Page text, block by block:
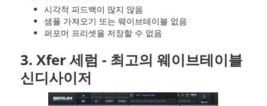
시각적 피드백이 많지 않음
샘플 가져오기 또는 웨이브테이블 없음
퍼포머 프리셋을 저장할 수 없음
3. Xfer 세럼 - 최고의 웨이브테이블
신디사이저